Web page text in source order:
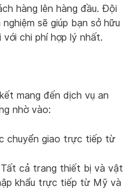
hàng lên hàng đầu. Đội
sẽ giúp bạn sở hữu
với chi phí hợp lý nhất.
mang đến dịch vụ an
nhờ vào:
chuyển giao trực tiếp từ
Tất cả trang thiết bị và vật
khẩu trực tiếp từ Mỹ và